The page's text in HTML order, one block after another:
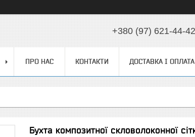
+380 (97) 621-44-42
ПРО НАС КОНТАКТИ ДОСТАВКА І ОПЛАТА
Бухта композитної скловолоконної